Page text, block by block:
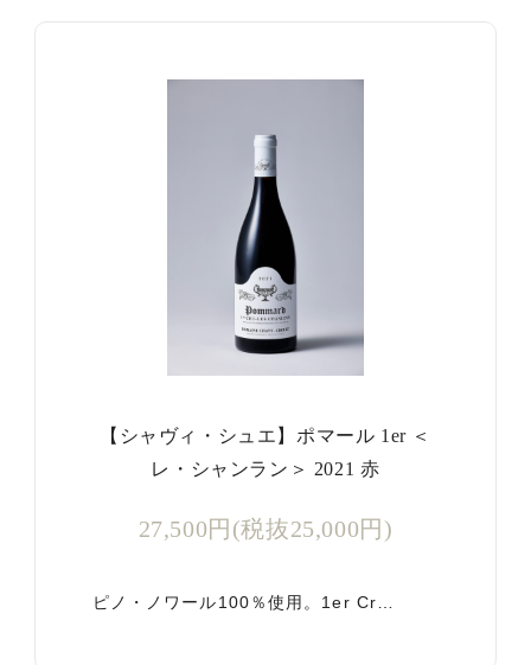
【シャヴィ・シュエ】ポマール 1er ＜
レ・シャンラン＞ 2021 赤
27,500円(税抜25,000円)
ピノ・ノワール100％使用。1er Cr…